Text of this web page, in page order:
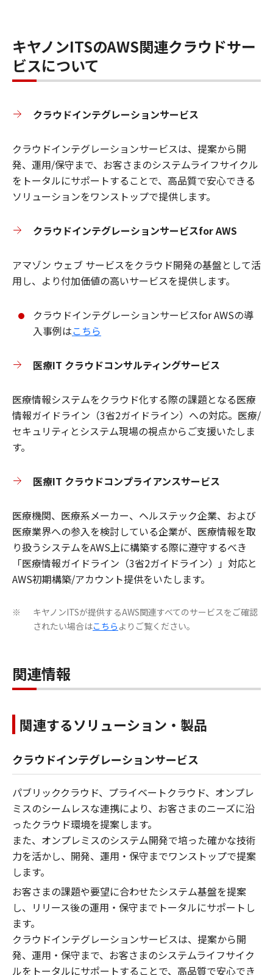
キヤノンITSのAWS関連クラウドサー
ビスについて
クラウドインテグレーションサービス
クラウドインテグレーションサービスは、提案から開
発、運用/保守まで、お客さまのシステムライフサイクル
をトータルにサポートすることで、高品質で安心できる
ソリューションをワンストップで提供します。
クラウドインテグレーションサービスfor AWS
アマゾン ウェブ サービスをクラウド開発の基盤として活
用し、より付加価値の高いサービスを提供します。
クラウドインテグレーションサービスfor AWSの導
入事例はこちら
医療IT クラウドコンサルティングサービス
医療情報システムをクラウド化する際の課題となる医療
情報ガイドライン（3省2ガイドライン）への対応。医療/
セキュリティとシステム現場の視点からご支援いたしま
す。
医療IT クラウドコンプライアンスサービス
医療機関、医療系メーカー、ヘルステック企業、および
医療業界への参入を検討している企業が、医療情報を取
り扱うシステムをAWS上に構築する際に遵守するべき
「医療情報ガイドライン（3省2ガイドライン）」対応と
AWS初期構築/アカウント提供をいたします。
※
キヤノンITSが提供するAWS関連すべてのサービスをご確認
されたい場合はこちら よりご覧ください。
関連情報
関連するソリューション・製品
クラウドインテグレーションサービス
パブリッククラウド、プライベートクラウド、オンプレ
ミスのシームレスな連携により、お客さまのニーズに沿
ったクラウド環境を提案します。
また、オンプレミスのシステム開発で培った確かな技術
力を活かし、開発、運用・保守までワンストップで提案
します。
お客さまの課題や要望に合わせたシステム基盤を提案
し、リリース後の運用・保守までトータルにサポートし
ます。
クラウドインテグレーションサービスは、提案から開
発、運用・保守まで、お客さまのシステムライフサイク
ルをトータルにサポートすることで、高品質で安心でき